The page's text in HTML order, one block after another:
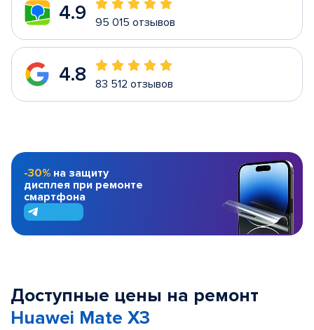
4.9 95 015 отзывов
4.8 83 512 отзывов
-30% на защиту
дисплея при ремонте
смартфона
Доступные цены на ремонт
Huawei Mate X3